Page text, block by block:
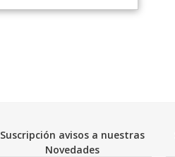
Suscripción avisos a nuestras
Novedades